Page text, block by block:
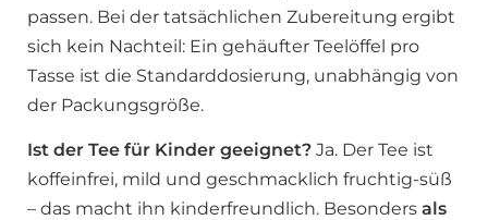
passen. Bei der tatsächlichen Zubereitung ergibt
sich kein Nachteil: Ein gehäufter Teelöffel pro
Tasse ist die Standarddosierung, unabhängig von
der Packungsgröße.
Ist der Tee für Kinder geeignet? Ja. Der Tee ist
koffeinfrei, mild und geschmacklich fruchtig-süß
– das macht ihn kinderfreundlich. Besonders als